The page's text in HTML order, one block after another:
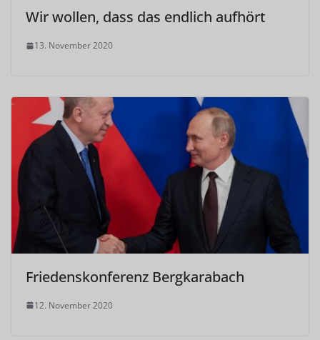
Wir wollen, dass das endlich aufhört
13. November 2020
Friedenskonferenz Bergkarabach
12. November 2020